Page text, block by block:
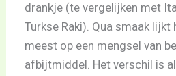
drankje (te vergelijken met
Turkse Raki). Qua smaak
meest op een mengsel van
afbijtmiddel. Het verschil is